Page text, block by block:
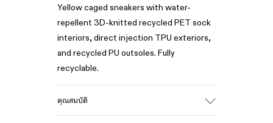
Yellow caged sneakers with water-
repellent 3D-knitted recycled PET sock
interiors, direct injection TPU exteriors,
and recycled PU outsoles. Fully
recyclable.
คุณสมบัติ